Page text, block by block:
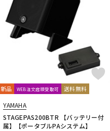
新品 WEB注文店頭受取可 送料無料
YAMAHA
STAGEPAS200BTR 【バッテリー付
属】【ポータブルPAシステム】